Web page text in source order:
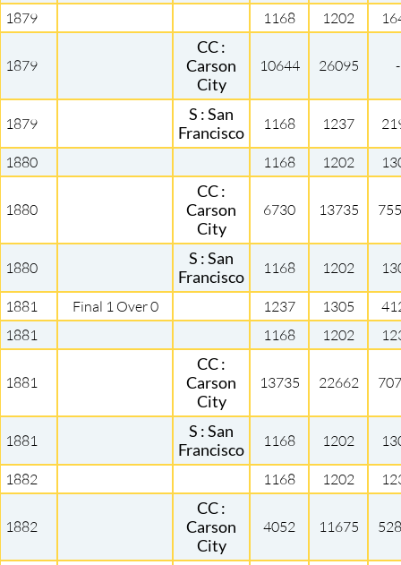
1879 1168 1202
1879
CC :
Carson
City
10644 26095 -
1879
S : San
Francisco
1168 1237
1880 1168 1202
1880
CC :
Carson
City
6730 13735
1880
S : San
Francisco
1168 1202
1881 Final 1 Over 0 1237 1305
1881
1168 1202
1881
CC :
Carson
City
13735 22662
1881
S : San
Francisco
1168 1202
1882 1168 1202
1882
CC :
Carson
City
4052 11675